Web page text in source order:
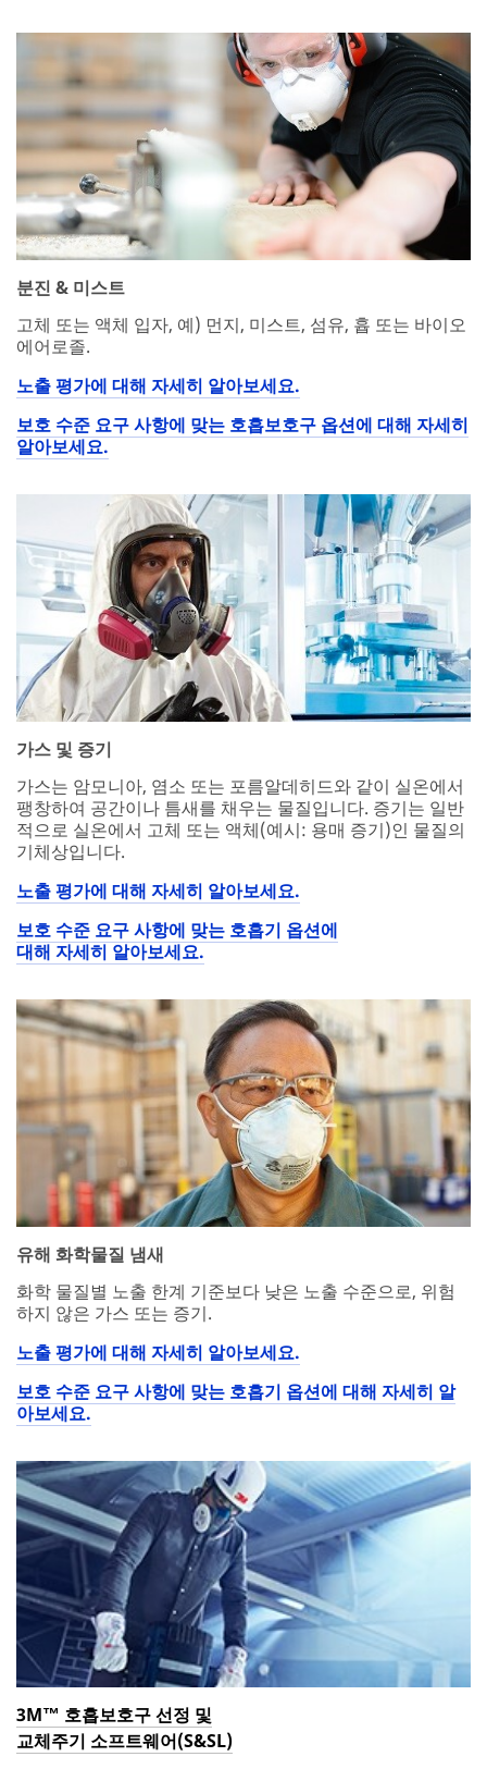
분진 & 미스트
고체 또는 액체 입자, 예) 먼지, 미스트, 섬유, 흅 또는 바이오
에어로졸.
노출 평가에 대해 자세히 알아보세요.
보호 수준 요구 사항에 맞는 호흡보호구 옵션에 대해 자세히
알아보세요.
가스 및 증기
가스는 암모니아, 염소 또는 포름알데히드와 같이 실온에서
팽창하여 공간이나 틈새를 채우는 물질입니다. 증기는 일반
적으로 실온에서 고체 또는 액체(예시: 용매 증기)인 물질의
기체상입니다.
노출 평가에 대해 자세히 알아보세요.
보호 수준 요구 사항에 맞는 호흡기 옵션에
대해 자세히 알아보세요.
유해 화학물질 냄새
화학 물질별 노출 한계 기준보다 낮은 노출 수준으로, 위험
하지 않은 가스 또는 증기.
노출 평가에 대해 자세히 알아보세요.
보호 수준 요구 사항에 맞는 호흡기 옵션에 대해 자세히 알
아보세요.
3M™ 호흡보호구 선정 및
교체주기 소프트웨어(S&SL)